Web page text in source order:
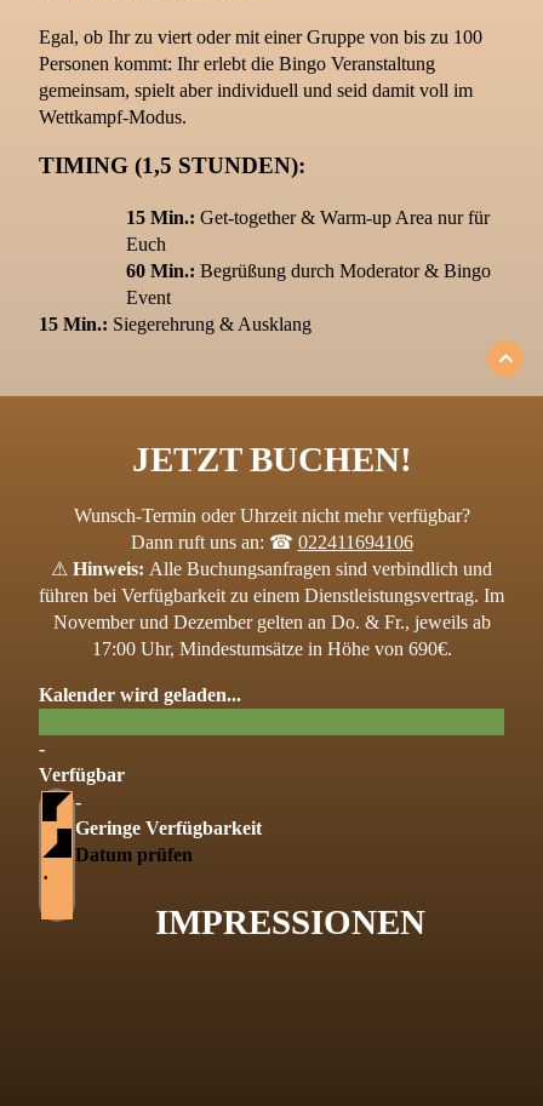
Egal, ob Ihr zu viert oder mit einer Gruppe von bis zu 100
Personen kommt: Ihr erlebt die Bingo Veranstaltung
gemeinsam, spielt aber individuell und seid damit voll im
Wettkampf-Modus.
TIMING (1,5 STUNDEN):
15 Min.: Get-together & Warm-up Area nur für
Euch
60 Min.: Begrüßung durch Moderator & Bingo
Event
15 Min.: Siegerehrung & Ausklang
JETZT BUCHEN!
Wunsch-Termin oder Uhrzeit nicht mehr verfügbar?
Dann ruft uns an: ☎ 022411694106
⚠ Hinweis: Alle Buchungsanfragen sind verbindlich und
führen bei Verfügbarkeit zu einem Dienstleistungsvertrag. Im
November und Dezember gelten an Do. & Fr., jeweils ab
17:00 Uhr, Mindestumsätze in Höhe von 690€.
Kalender wird geladen...
-
Verfügbar
·
-
Geringe Verfügbarkeit
Datum prüfen
IMPRESSIONEN